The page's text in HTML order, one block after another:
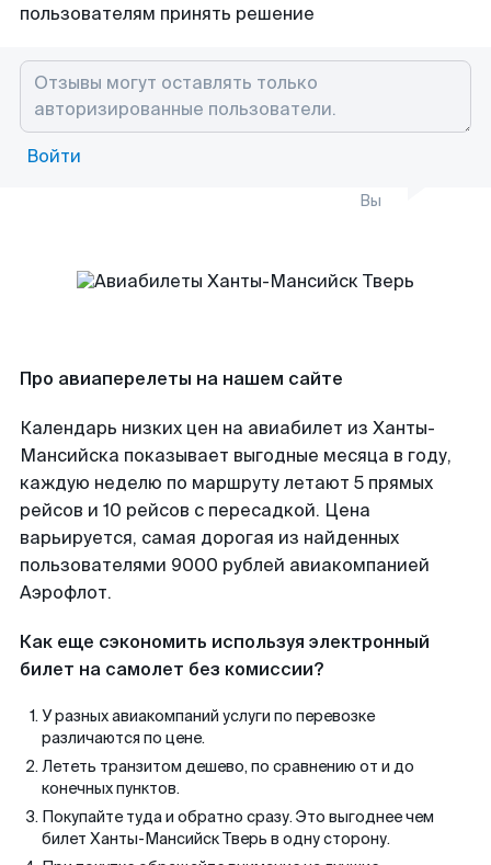
пользователям принять решение
Войти
Вы
Про авиаперелеты на нашем сайте
Календарь низких цен на авиабилет из Ханты-
Мансийска показывает выгодные месяца в году,
каждую неделю по маршруту летают 5 прямых
рейсов и 10 рейсов с пересадкой. Цена
варьируется, самая дорогая из найденных
пользователями 9000 рублей авиакомпанией
Аэрофлот.
Как еще сэкономить используя электронный
билет на самолет без комиссии?
У разных авиакомпаний услуги по перевозке
различаются по цене.
Лететь транзитом дешево, по сравнению от и до
конечных пунктов.
Покупайте туда и обратно сразу. Это выгоднее чем
билет Ханты-Мансийск Тверь в одну сторону.